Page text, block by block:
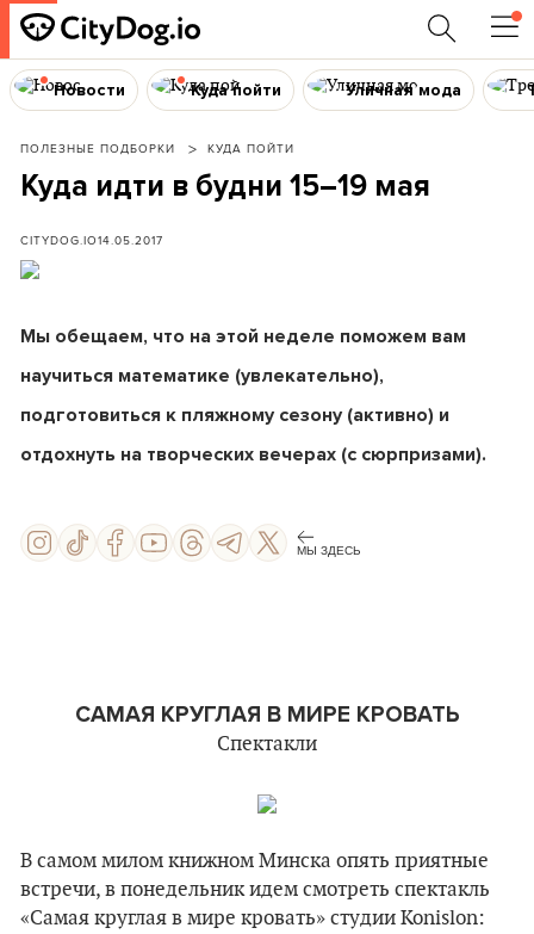
Новости Куда пойти Уличная мода
ПОЛЕЗНЫЕ ПОДБОРКИ КУДА ПОЙТИ
Куда идти в будни 15–19 мая
CITYDOG.IO14.05.2017
Мы обещаем, что на этой неделе поможем вам
научиться математике (увлекательно),
подготовиться к пляжному сезону (активно) и
отдохнуть на творческих вечерах (с сюрпризами).
МЫ ЗДЕСЬ
САМАЯ КРУГЛАЯ В МИРЕ КРОВАТЬ
Спектакли
В самом милом книжном Минска опять приятные
встречи, в понедельник идем смотреть спектакль
«Самая круглая в мире кровать» студии Konislon: